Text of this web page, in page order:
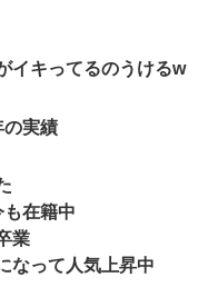
イキってるのうけるw
の実績
在籍中
業
なって人気上昇中